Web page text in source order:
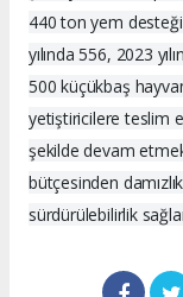
440 ton yem desteği
yılında 556, 2023
500 küçükbaş
yetiştiricilere teslim
şekilde devam
bütçesinden
sürdürülebilirlik